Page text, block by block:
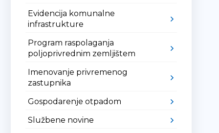
Evidencija komunalne
infrastrukture
Program raspolaganja
poljoprivrednim zemljištem
Imenovanje privremenog
zastupnika
Gospodarenje otpadom
Službene novine